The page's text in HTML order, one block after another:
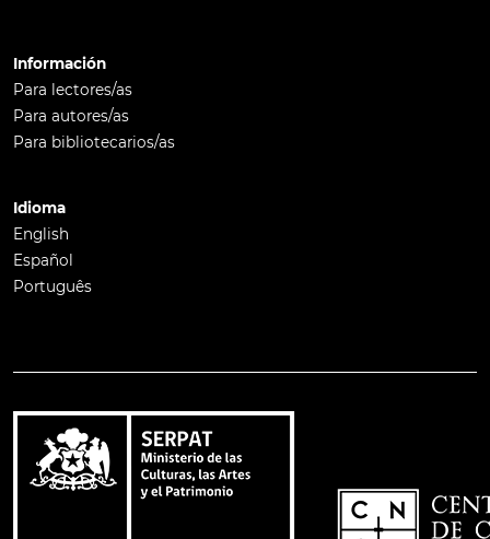
Información
Para lectores/as
Para autores/as
Para bibliotecarios/as
Idioma
English
Español
Português